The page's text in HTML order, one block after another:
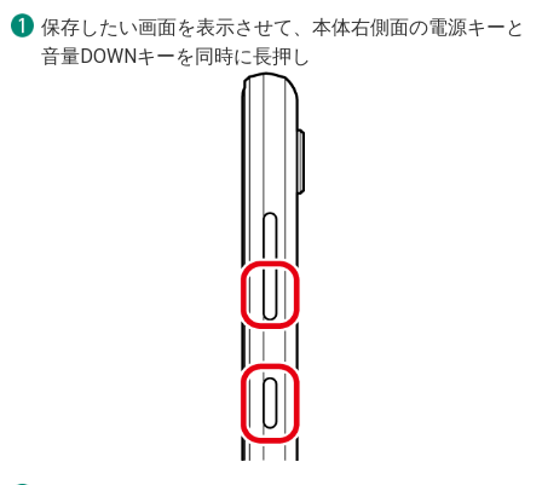
保存したい画面を表示させて、本体右側面の電源キーと
音量DOWNキーを同時に長押し